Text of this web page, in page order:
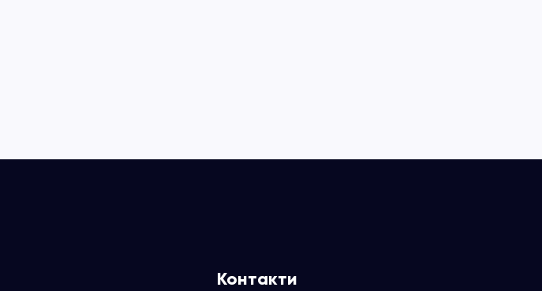
Контакти